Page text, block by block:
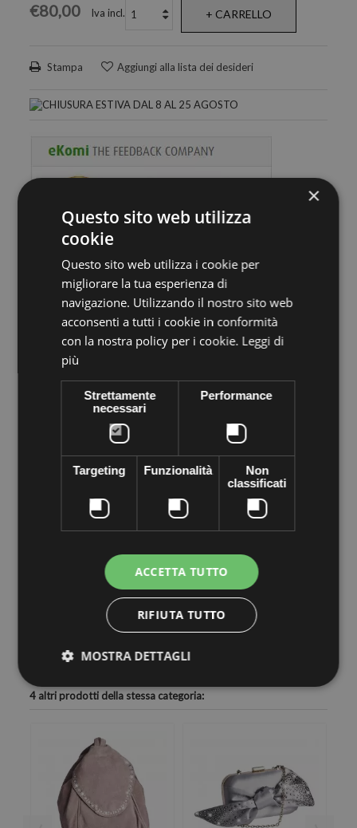
€80,00 Iva incl. + CARRELLO
Stampa Aggiungi alla lista dei desideri
Spedizione Gratuita in Italia da 59€
Prodotti in Pronta Consegna
Rivenditore Certificato Preciosa
Garanzia Internazionale
Assistenza +39 059 699658
Pagamenti Sicuri al 100%
Scheda tecnica
Nero
4 altri prodotti della stessa categoria:
×
Questo sito web utilizza
cookie
Questo sito web utilizza i cookie per
migliorare la tua esperienza di
navigazione. Utilizzando il nostro sito web
acconsenti a tutti i cookie in conformità
con la nostra policy per i cookie. Leggi di
più
Strettamente
necessari
Performance
Targeting Funzionalità
Non
classificati
ACCETTA TUTTO
RIFIUTA TUTTO
MOSTRA DETTAGLI